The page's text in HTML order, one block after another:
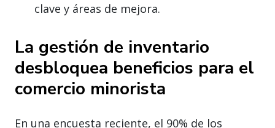
clave y áreas de mejora.
La gestión de inventario
desbloquea beneficios para el
comercio minorista
En una encuesta reciente, el 90% de los